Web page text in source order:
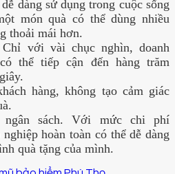
dàng sử dụng trong cuộc sống
món quà có thể dùng nhiều
thoải mái hơn.
với vài chục nghìn, doanh
thể tiếp cận đến hàng trăm
hàng, không tạo cảm giác
sách. Với mức chi phí
hoàn toàn có thể dễ dàng
quà tặng của mình.